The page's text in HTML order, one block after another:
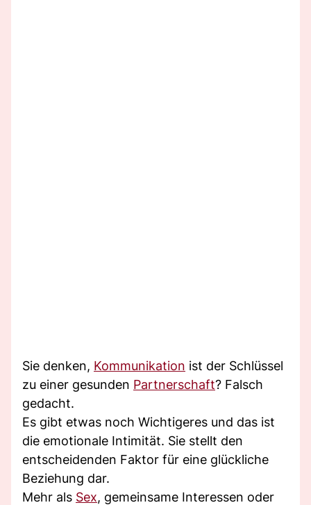
Sie denken, Kommunikation ist der Schlüssel
zu einer gesunden Partnerschaft? Falsch
gedacht.
Es gibt etwas noch Wichtigeres und das ist
die emotionale Intimität. Sie stellt den
entscheidenden Faktor für eine glückliche
Beziehung dar.
Mehr als Sex, gemeinsame Interessen oder